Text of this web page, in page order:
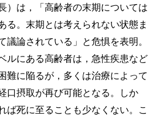
）は，「高齢者の末期については
る。末期とは考えられない状態ま
議論されている」と危惧を表明。
ルにある高齢者は，急性疾患など
難に陥るが，多くは治療によって
口摂取が再び可能となる。しか
ば死に至ることも少なくない。こ